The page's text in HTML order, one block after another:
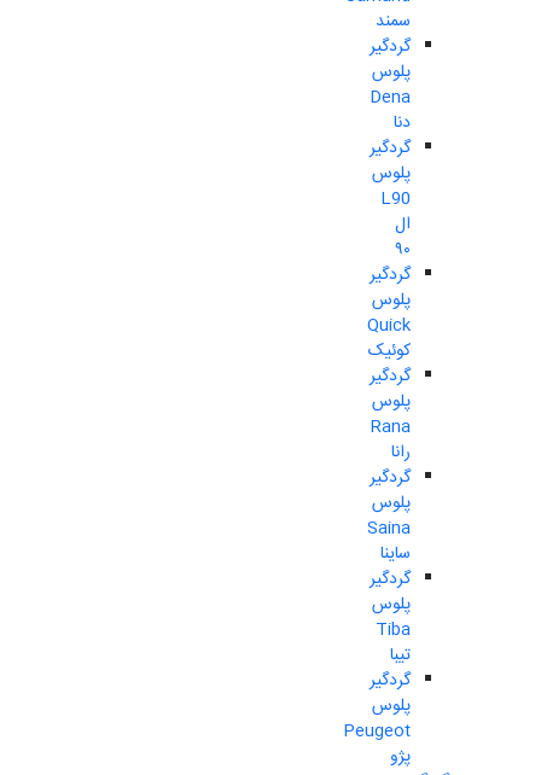
سمند
گردگیر
پلوس
Dena
دنا
گردگیر
پلوس
L90
ال
۹۰
گردگیر
پلوس
Quick
کوئیک
گردگیر
پلوس
Rana
رانا
گردگیر
پلوس
Saina
ساینا
گردگیر
پلوس
Tiba
تیبا
گردگیر
پلوس
Peugeot
پژو